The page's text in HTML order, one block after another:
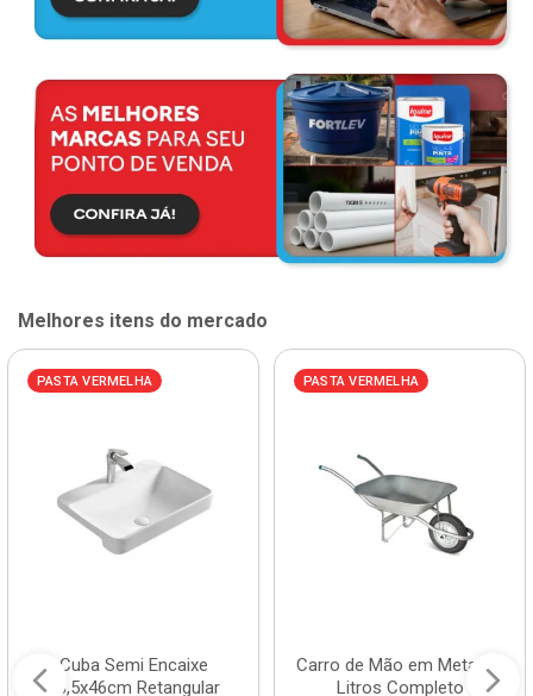
Melhores itens do mercado
PASTA VERMELHA
Cuba Semi Encaixe
58,5x46cm Retangular
PASTA VERMELHA
Carro de Mão em Metal 60
Litros Completo